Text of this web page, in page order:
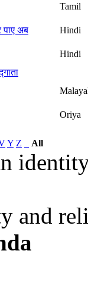
Tamil
पाए अब Hindi
Hindi
Oriya
Y Z All
and